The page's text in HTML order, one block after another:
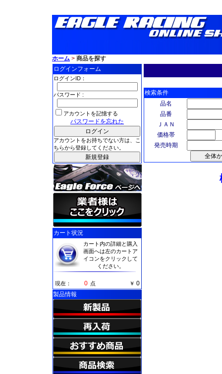
ホーム > 商品を探す
ログインフォーム
ログインID：
パスワード :
アカウントを記憶する
パスワードを忘れた
アカウントをお持ちでない方は、こ
ちらから登録してください。
カート状況
カート内の詳細と購入
画面へは左のカートア
イコンをクリックして
ください。
現在： 0 点 ￥ 0
製品情報
検索条件
品名
品番
ＪＡＮ
価格帯
発売時期